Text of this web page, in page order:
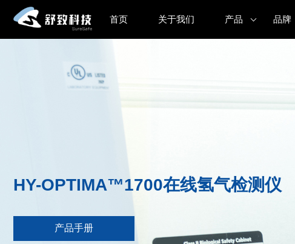
首页 关于我们 产品 品牌
HY-OPTIMA™1700在线氢气检测仪
产品手册